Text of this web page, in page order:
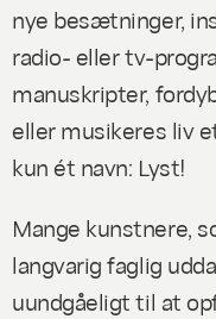
nye besætninger,
radio- eller tv-
manuskripter,
eller musikeres liv
kun ét navn: Lyst!
Mange kunstnere,
langvarig faglig
uundgåeligt til at